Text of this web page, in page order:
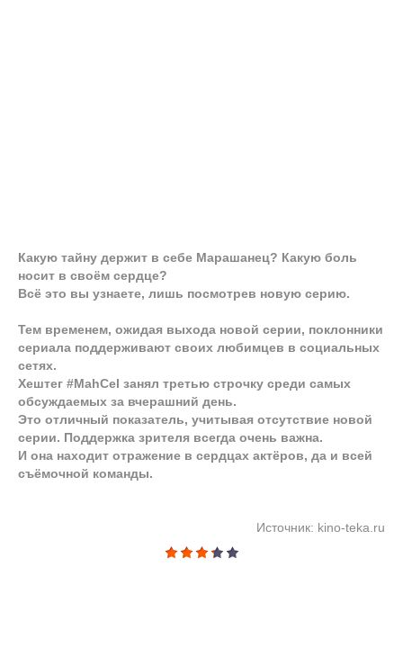
Какую тайну держит в себе Марашанец? Какую боль
носит в своём сердце?
Всё это вы узнаете, лишь посмотрев новую серию.
Тем временем, ожидая выхода новой серии, поклонники
сериала поддерживают своих любимцев в социальных
сетях.
Хештег #MahCel занял третью строчку среди самых
обсуждаемых за вчерашний день.
Это отличный показатель, учитывая отсутствие новой
серии. Поддержка зрителя всегда очень важна.
И она находит отражение в сердцах актёров, да и всей
съёмочной команды.
Источник: kino-teka.ru